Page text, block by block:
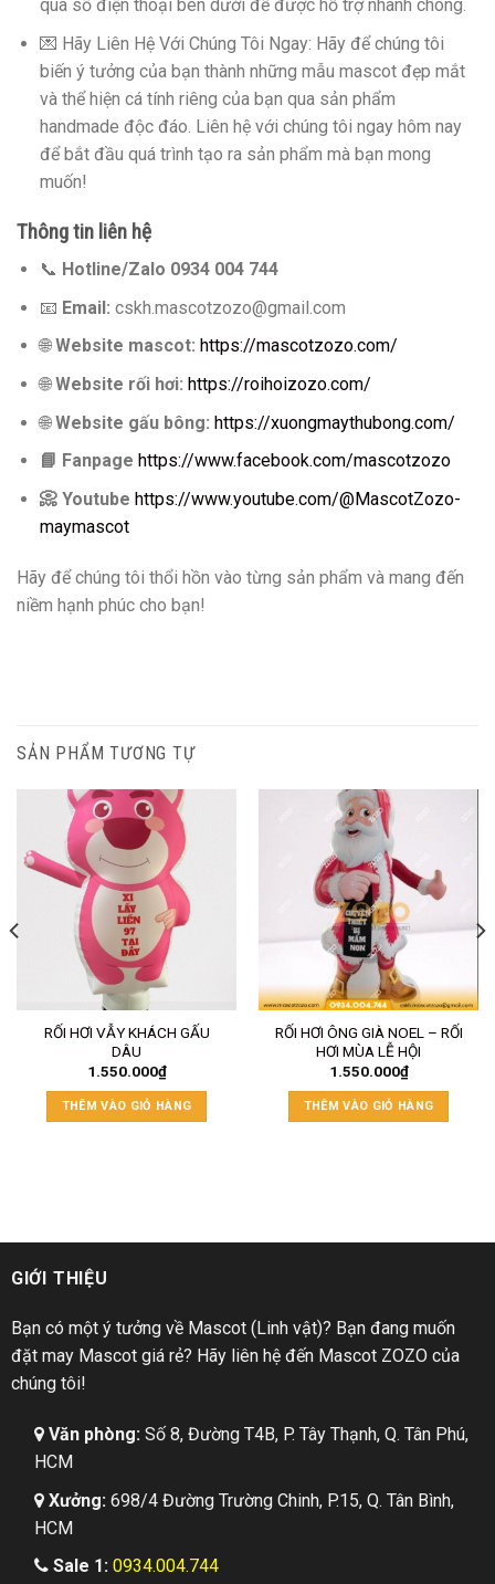
qua số điện thoại bên dưới để được hỗ trợ nhanh chóng.
💌 Hãy Liên Hệ Với Chúng Tôi Ngay: Hãy để chúng tôi
biến ý tưởng của bạn thành những mẫu mascot đẹp mắt
và thể hiện cá tính riêng của bạn qua sản phẩm
handmade độc đáo. Liên hệ với chúng tôi ngay hôm nay
để bắt đầu quá trình tạo ra sản phẩm mà bạn mong
muốn!
Thông tin liên hệ
📞 Hotline/Zalo 0934 004 744
📧 Email: cskh.mascotzozo@gmail.com
🌐Website mascot: https://mascotzozo.com/
🌐Website rối hơi: https://roihoizozo.com/
🌐Website gấu bông: https://xuongmaythubong.com/
📘 Fanpage https://www.facebook.com/mascotzozo
📀 Youtube https://www.youtube.com/@MascotZozo-
maymascot
Hãy để chúng tôi thổi hồn vào từng sản phẩm và mang đến
niềm hạnh phúc cho bạn!
SẢN PHẨM TƯƠNG TỰ
RỐI HƠI VẪY KHÁCH GẤU
DÂU
1.550.000₫
THÊM VÀO GIỎ HÀNG
RỐI HƠI ÔNG GIÀ NOEL – RỐI
HƠI MÙA LỄ HỘI
1.550.000₫
THÊM VÀO GIỎ HÀNG
GIỚI THIỆU
Bạn có một ý tưởng về Mascot (Linh vật)? Bạn đang muốn
đặt may Mascot giá rẻ? Hãy liên hệ đến Mascot ZOZO của
chúng tôi!
Văn phòng:Số 8, Đường T4B, P. Tây Thạnh, Q. Tân Phú,
HCM
Xưởng: 698/4 Đường Trường Chinh, P.15, Q. Tân Bình,
HCM
Sale 1: 0934.004.744